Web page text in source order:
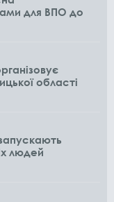
для ВПО до
області
людей